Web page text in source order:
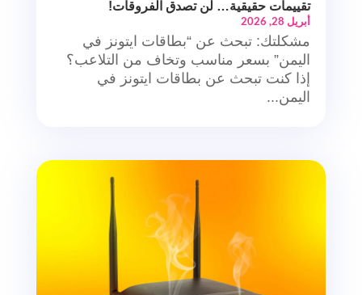
تقييمات حقيقية… لن تصدق الفروقات!
أبريل 28, 2026
مشكلتك: تبحث عن “بطاقات ايتونز في
اليمن” بسعر مناسب وتخاف من التلاعب؟
إذا كنت تبحث عن بطاقات ايتونز في
اليمن...